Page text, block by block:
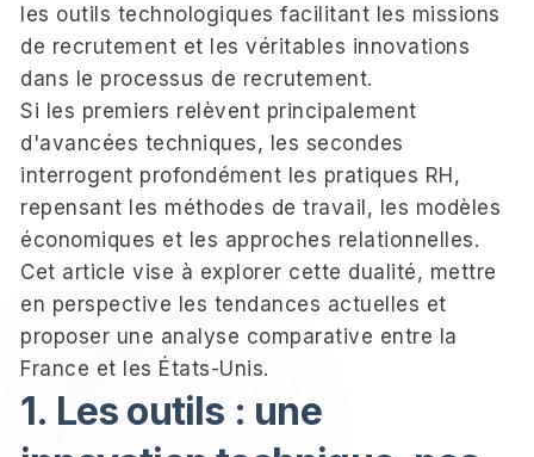
les outils technologiques facilitant les missions
de recrutement et les véritables innovations
dans le processus de recrutement.
Si les premiers relèvent principalement
d'avancées techniques, les secondes
interrogent profondément les pratiques RH,
repensant les méthodes de travail, les modèles
économiques et les approches relationnelles.
Cet article vise à explorer cette dualité, mettre
en perspective les tendances actuelles et
proposer une analyse comparative entre la
France et les États-Unis.
1. Les outils : une